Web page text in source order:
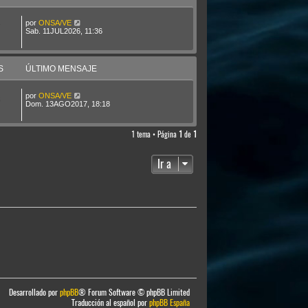
por ONSA/VE
Sab. 11JUL2026, 11:36
ÚLTIMO MENSAJE
por ONSA/VE
Dom. 13AGO2017, 18:18
1 tema • Página 1 de 1
Ir a
Desarrollado porphpBB® Forum Software © phpBB Limited
Traducción al español porphpBB España